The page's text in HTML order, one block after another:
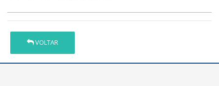
VOLTAR